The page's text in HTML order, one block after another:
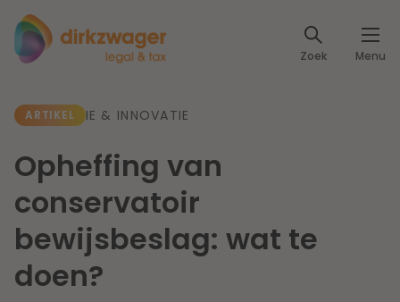
Zoek Menu
Expertises
Fiscaal
Arbeid & Pensioen
Lees meer
Artikelen
Klantcases
Events
Specialisten
ARTIKEL IE & INNOVATIE
Opheffing van
conservatoir
bewijsbeslag: wat te
doen?